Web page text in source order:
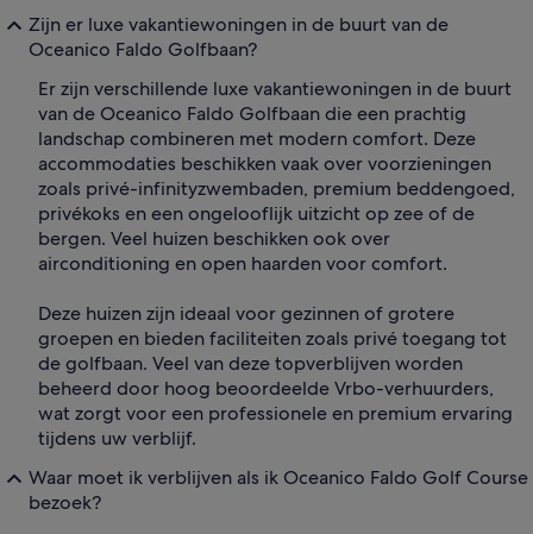
Zijn er luxe vakantiewoningen in de buurt van de
Oceanico Faldo Golfbaan?
Er zijn verschillende luxe vakantiewoningen in de buurt
van de Oceanico Faldo Golfbaan die een prachtig
landschap combineren met modern comfort. Deze
accommodaties beschikken vaak over voorzieningen
zoals privé-infinityzwembaden, premium beddengoed,
privékoks en een ongelooflijk uitzicht op zee of de
bergen. Veel huizen beschikken ook over
airconditioning en open haarden voor comfort.
Deze huizen zijn ideaal voor gezinnen of grotere
groepen en bieden faciliteiten zoals privé toegang tot
de golfbaan. Veel van deze topverblijven worden
beheerd door hoog beoordeelde Vrbo-verhuurders,
wat zorgt voor een professionele en premium ervaring
tijdens uw verblijf.
Waar moet ik verblijven als ik Oceanico Faldo Golf Course
bezoek?